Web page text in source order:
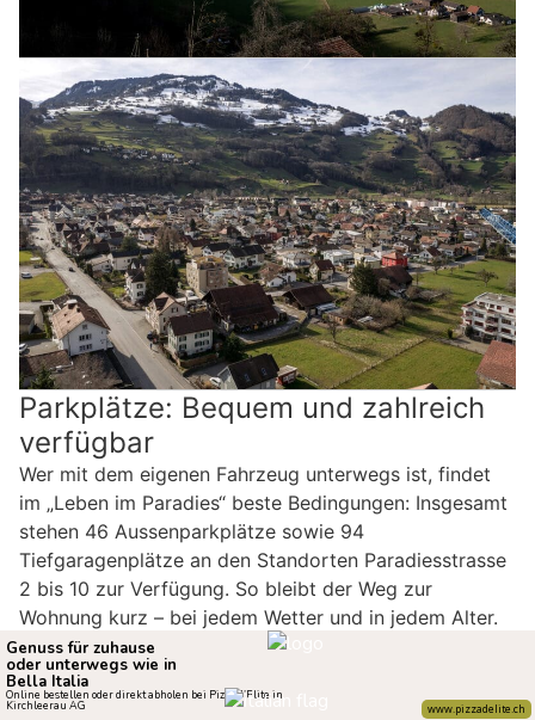
Parkplätze: Bequem und zahlreich
verfügbar
Wer mit dem eigenen Fahrzeug unterwegs ist, findet
im „Leben im Paradies“ beste Bedingungen: Insgesamt
stehen 46 Aussenparkplätze sowie 94
Tiefgaragenplätze an den Standorten Paradiesstrasse
2 bis 10 zur Verfügung. So bleibt der Weg zur
Wohnung kurz – bei jedem Wetter und in jedem Alter.
Besonders praktisch für Besuch und Betreuung: Auch
Gästeparkplätze sind gut erreichbar.